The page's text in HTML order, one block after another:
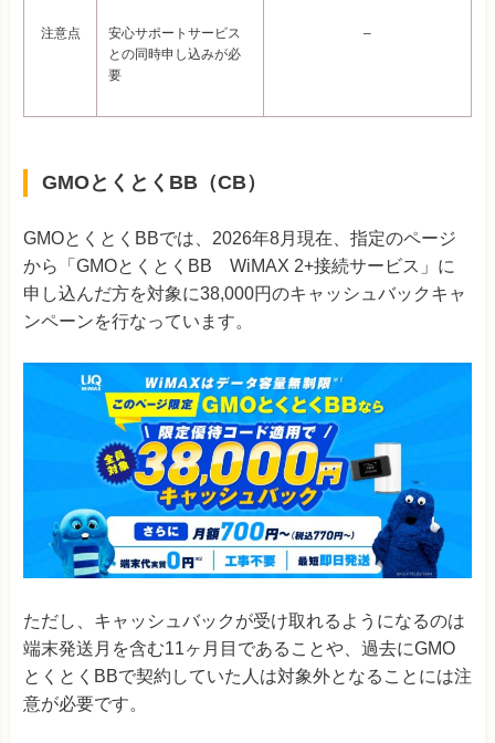
注意点
安心サポートサービス
との同時申し込みが必
要
–
GMOとくとくBB（CB）
GMOとくとくBBでは、2026年8月現在、 指定のページ
から「GMOとくとくBB WiMAX 2+接続サービス」に
申し込んだ方を対象に38,000円のキャッシュバックキャ
ンペーンを行なっています。
ただし、キャッシュバックが受け取れるようになるのは
端末発送月を含む11ヶ月目であることや、過去にGMO
とくとくBBで契約していた人は対象外となることには注
意が必要です。